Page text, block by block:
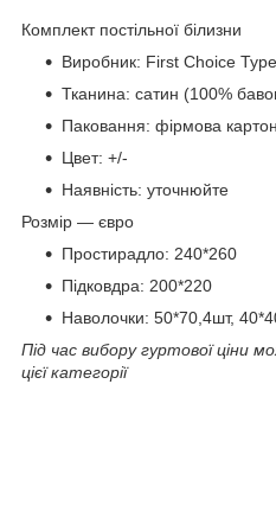
Комплект постільної білизни
Виробник: First Choice
Тканина: сатин (100%
Паковання: фірмова
Цвет: +/-
Наявність: уточнюйте
Розмір — євро
Простирадло: 240*260
Підковдра: 200*220
Наволочки: 50*70,4шт,
Під час вибору гуртової ціни
цієї категорії